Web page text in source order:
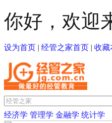
你好，欢迎
设为首页 | 经管之家首页 | 收藏
经济学 管理学 金融学 统计学